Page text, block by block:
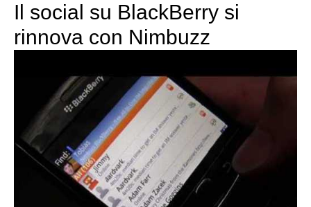
Il social su BlackBerry si
rinnova con Nimbuzz